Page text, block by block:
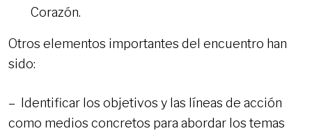
Corazón.
Otros elementos importantes del encuentro han
sido:
– Identificar los objetivos y las líneas de acción
como medios concretos para abordar los temas